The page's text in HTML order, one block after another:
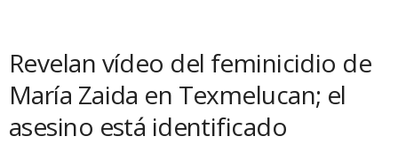
Revelan vídeo del feminicidio de
María Zaida en Texmelucan; el
asesino está identificado